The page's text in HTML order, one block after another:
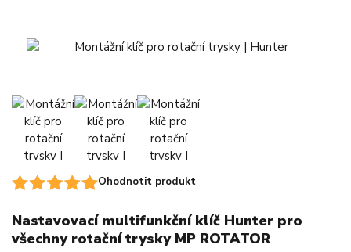
Ohodnotit produkt
Nastavovací multifunkční klíč Hunter pro
všechny rotační trysky MP ROTATOR